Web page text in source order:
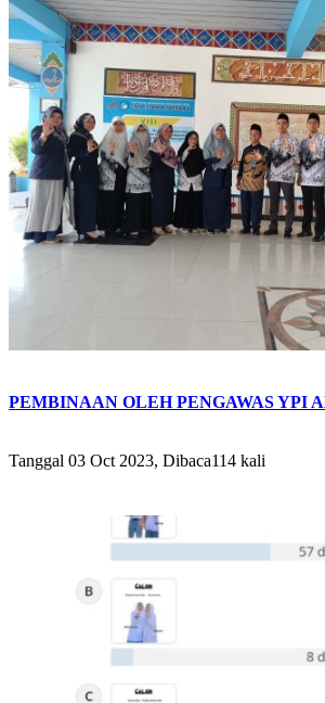
PEMBINAAN OLEH PENGAWAS YPI
Tanggal 03 Oct 2023, Dibaca114 kali